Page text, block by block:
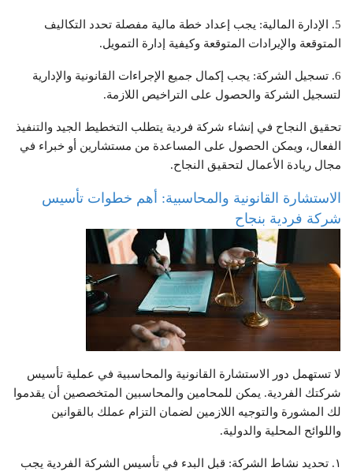
5. الإدارة المالية: يجب إعداد خطة مالية مفصلة تحدد التكاليف
المتوقعة والإيرادات المتوقعة وكيفية إدارة التمويل.
6. تسجيل الشركة: يجب إكمال جميع الإجراءات القانونية والإدارية
لتسجيل الشركة والحصول على التراخيص اللازمة.
تحقيق النجاح في إنشاء شركة فردية يتطلب التخطيط الجيد والتنفيذ
الفعال، ويمكن الحصول على المساعدة من مستشارين أو خبراء في
مجال ريادة الأعمال لتحقيق النجاح.
الاستشارة القانونية والمحاسبية: أهم خطوات تأسيس
شركة فردية بنجاح
لا تستهمل دور الاستشارة القانونية والمحاسبية في عملية تأسيس
شركتك الفردية. يمكن للمحامين والمحاسبين المتخصصين أن يقدموا
لك المشورة والتوجيه اللازمين لضمان التزام عملك بالقوانين
واللوائح المحلية والدولية.
١. تحديد نشاط الشركة: قبل البدء في تأسيس الشركة الفردية يجب